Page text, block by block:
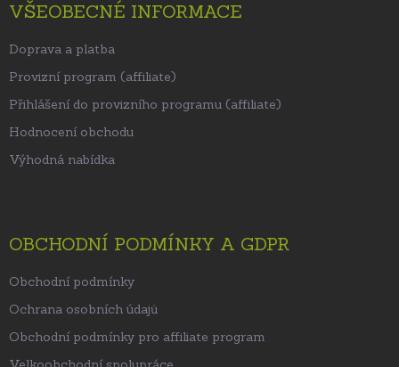
VŠEOBECNÉ INFORMACE
Doprava a platba
Provizní program (affiliate)
Přihlášení do provizního programu (affiliate)
Hodnocení obchodu
Výhodná nabídka
OBCHODNÍ PODMÍNKY A GDPR
Obchodní podmínky
Ochrana osobních údajů
Obchodní podmínky pro affiliate program